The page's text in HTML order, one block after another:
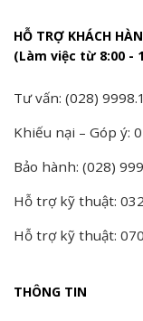
HỖ TRỢ KHÁCH
(Làm việc từ 8:00 -
Tư vấn: (028)
Khiếu nại – Góp ý:
Bảo hành: (028)
Hỗ trợ kỹ thuật:
Hỗ trợ kỹ thuật:
THÔNG TIN